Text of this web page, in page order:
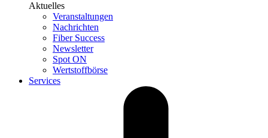
Aktuelles
Veranstaltungen
Nachrichten
Fiber Success
Newsletter
Spot ON
Wertstoffbörse
Services